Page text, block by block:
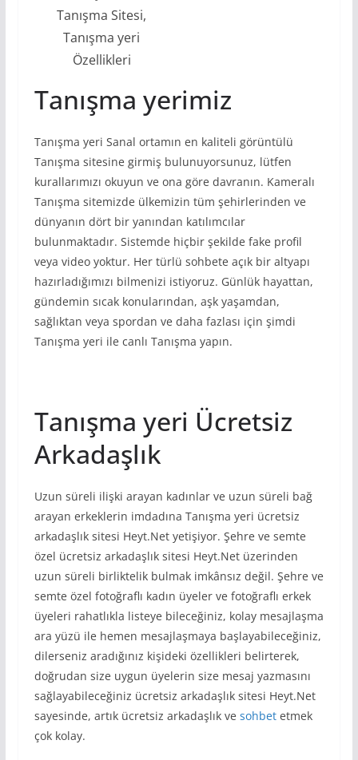
Tanışma Sitesi,
Tanışma yeri
Özellikleri
Tanışma yerimiz
Tanışma yeri Sanal ortamın en kaliteli görüntülü
Tanışma sitesine girmiş bulunuyorsunuz, lütfen
kurallarımızı okuyun ve ona göre davranın. Kameralı
Tanışma sitemizde ülkemizin tüm şehirlerinden ve
dünyanın dört bir yanından katılımcılar
bulunmaktadır. Sistemde hiçbir şekilde fake profil
veya video yoktur. Her türlü sohbete açık bir altyapı
hazırladığımızı bilmenizi istiyoruz. Günlük hayattan,
gündemin sıcak konularından, aşk yaşamdan,
sağlıktan veya spordan ve daha fazlası için şimdi
Tanışma yeri ile canlı Tanışma yapın.
Tanışma yeri Ücretsiz
Arkadaşlık
Uzun süreli ilişki arayan kadınlar ve uzun süreli bağ
arayan erkeklerin imdadına Tanışma yeri ücretsiz
arkadaşlık sitesi Heyt.Net yetişiyor. Şehre ve semte
özel ücretsiz arkadaşlık sitesi Heyt.Net üzerinden
uzun süreli birliktelik bulmak imkânsız değil. Şehre ve
semte özel fotoğraflı kadın üyeler ve fotoğraflı erkek
üyeleri rahatlıkla listeye bileceğiniz, kolay mesajlaşma
ara yüzü ile hemen mesajlaşmaya başlayabileceğiniz,
dilerseniz aradığınız kişideki özellikleri belirterek,
doğrudan size uygun üyelerin size mesaj yazmasını
sağlayabileceğiniz ücretsiz arkadaşlık sitesi Heyt.Net
sayesinde, artık ücretsiz arkadaşlık ve sohbetetmek
çok kolay.